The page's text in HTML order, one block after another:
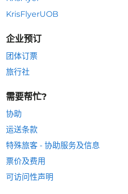
KrisFlyerUOB
企业预订
团体订票
旅行社
需要帮忙?
协助
运送条款
特殊旅客 - 协助服务及信息
票价及费用
可访问性声明